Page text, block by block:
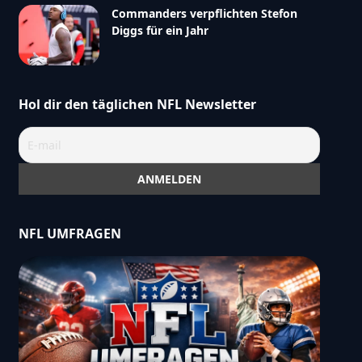
Commanders verpflichten Stefon
Diggs für ein Jahr
Hol dir den täglichen NFL Newsletter
NFL UMFRAGEN